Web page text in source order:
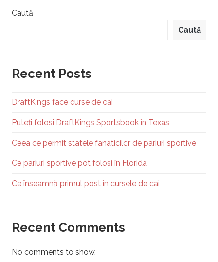
Caută
Caută
Recent Posts
DraftKings face curse de cai
Puteți folosi DraftKings Sportsbook în Texas
Ceea ce permit statele fanaticilor de pariuri sportive
Ce pariuri sportive pot folosi în Florida
Ce înseamnă primul post în cursele de cai
Recent Comments
No comments to show.